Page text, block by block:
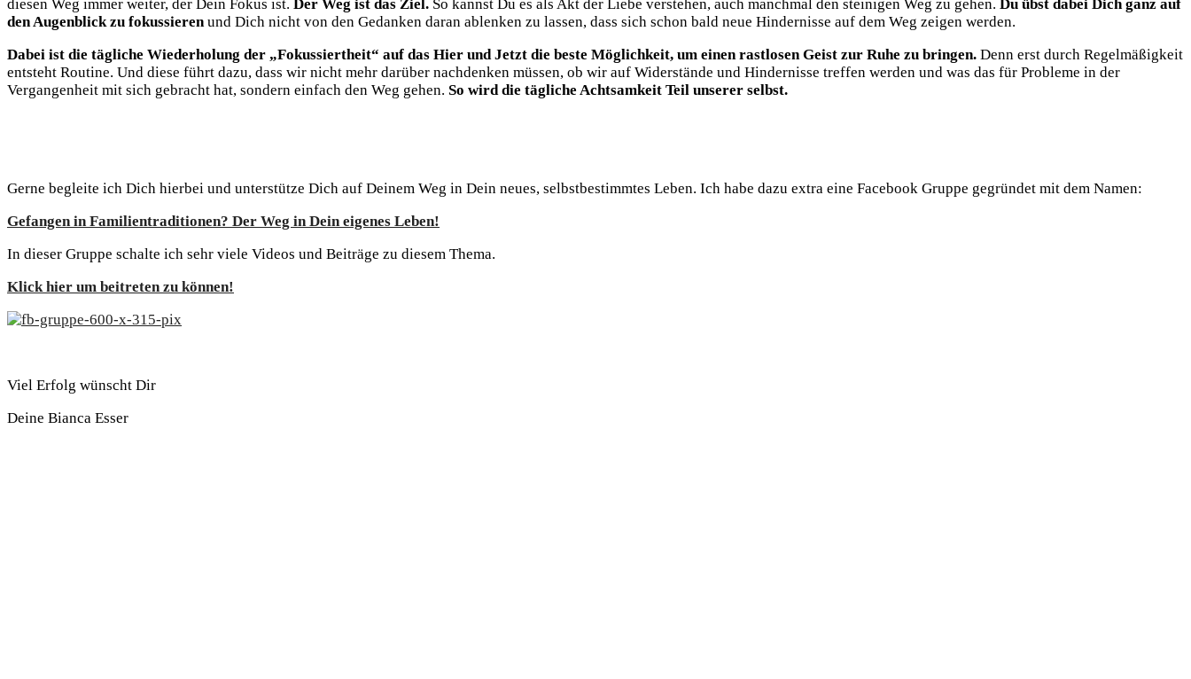
diesen Weg immer weiter, der Dein Fokus ist. Der Weg ist das Ziel. So kannst Du es als Akt der Liebe verstehen, auch manchmal den steinigen Weg zu gehen. Du übst dabei Dich ganz auf
den Augenblick zu fokussieren und Dich nicht von den Gedanken daran ablenken zu lassen, dass sich schon bald neue Hindernisse auf dem Weg zeigen werden.
Dabei ist die tägliche Wiederholung der „Fokussiertheit“ auf das Hier und Jetzt die beste Möglichkeit, um einen rastlosen Geist zur Ruhe zu bringen. Denn erst durch Regelmäßigkeit
entsteht Routine. Und diese führt dazu, dass wir nicht mehr darüber nachdenken müssen, ob wir auf Widerstände und Hindernisse treffen werden und was das für Probleme in der
Vergangenheit mit sich gebracht hat, sondern einfach den Weg gehen. So wird die tägliche Achtsamkeit Teil unserer selbst.
Gerne begleite ich Dich hierbei und unterstütze Dich auf Deinem Weg in Dein neues, selbstbestimmtes Leben. Ich habe dazu extra eine Facebook Gruppe gegründet mit dem Namen:
Gefangen in Familientraditionen? Der Weg in Dein eigenes Leben!
In dieser Gruppe schalte ich sehr viele Videos und Beiträge zu diesem Thema.
Klick hier um beitreten zu können!
Viel Erfolg wünscht Dir
Deine Bianca Esser